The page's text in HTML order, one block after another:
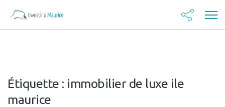
Étiquette : immobilier de luxe ile
maurice